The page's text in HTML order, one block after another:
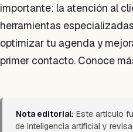
importante: la atención al
herramientas
optimizar tu agenda y
primer contacto. Conoce
Nota editorial: Este artículo
de inteligencia artificial y